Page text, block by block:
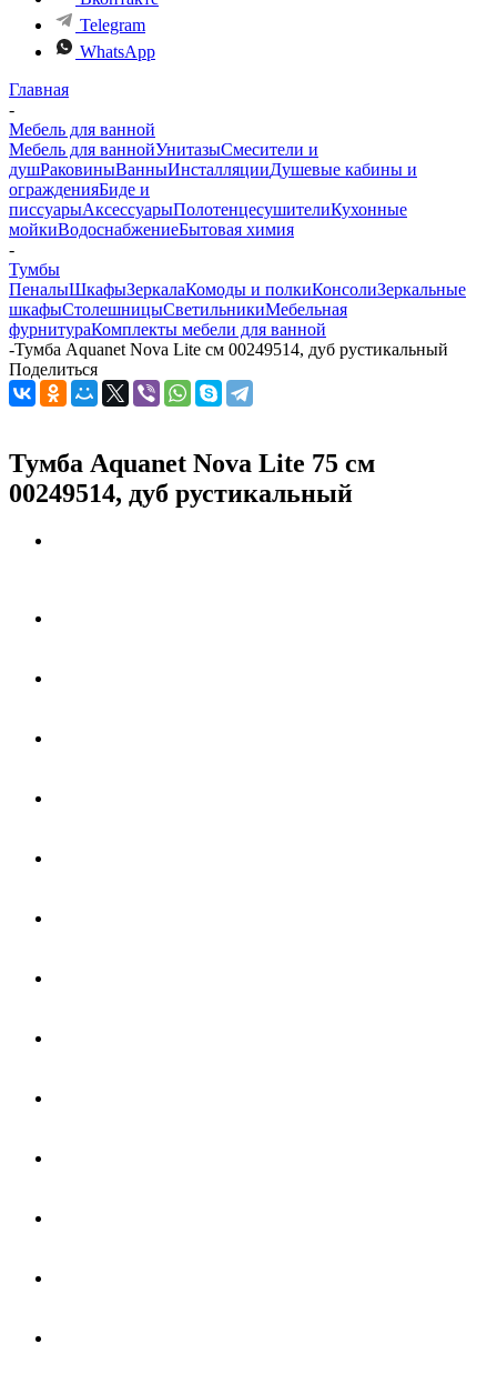
Telegram
WhatsApp
Главная
-
Мебель для ванной
Мебель для ваннойУнитазыСмесители и
душРаковиныВанныИнсталляцииДушевые кабины и
огражденияБиде и
писсуарыАксессуарыПолотенцесушителиКухонные
мойкиВодоснабжениеБытовая химия
-
Тумбы
ПеналыШкафыЗеркалаКомоды и полкиКонсолиЗеркальные
шкафыСтолешницыСветильникиМебельная
фурнитураКомплекты мебели для ванной
-Тумба Aquanet Nova Lite см 00249514, дуб рустикальный
Поделиться
Тумба Aquanet Nova Lite 75 см
00249514, дуб рустикальный